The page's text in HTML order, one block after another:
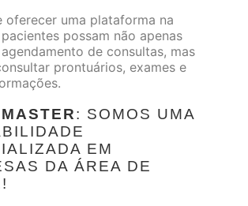
oferecer uma plataforma na
possam não apenas
de consultas, mas
prontuários, exames e
: SOMOS UMA
EM
DA ÁREA DE